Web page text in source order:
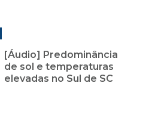
[Áudio] Predominância
de sol e temperaturas
elevadas no Sul de SC